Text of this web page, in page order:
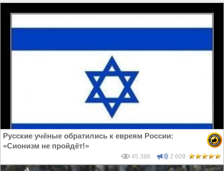
Русские учёные обратились к евреям России:
«Сионизм не пройдёт!»
45 386 2 609